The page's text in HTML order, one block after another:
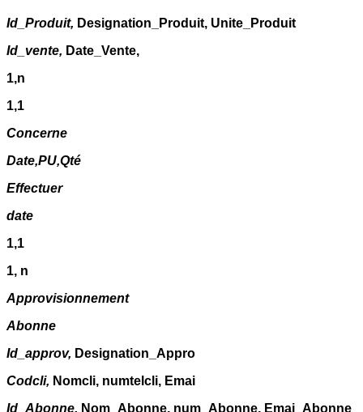
Id_Produit, Designation_Produit, Unite_Produit
Id_vente, Date_Vente,
1,n
1,1
Concerne
Date,PU,Qté
Effectuer
date
1,1
1, n
Approvisionnement
Abonne
Id_approv, Designation_Appro
Codcli, Nomcli, numtelcli, Emai
Id_Abonne, Nom_Abonne, num_Abonne, Emai_Abonne